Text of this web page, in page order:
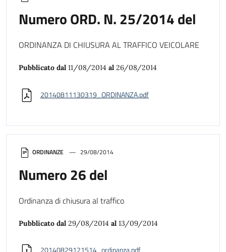
ORDINANZE 29/08/2014
Numero 26 del
Ordinanza di chiusura al traffico
Pubblicato dal 29/08/2014 al 13/09/2014
Numero ORD. N. 25/2014 del
ORDINANZA DI CHIUSURA AL TRAFFICO VEICOLARE
Pubblicato dal 11/08/2014 al 26/08/2014
20140811130319_ORDINANZA.pdf